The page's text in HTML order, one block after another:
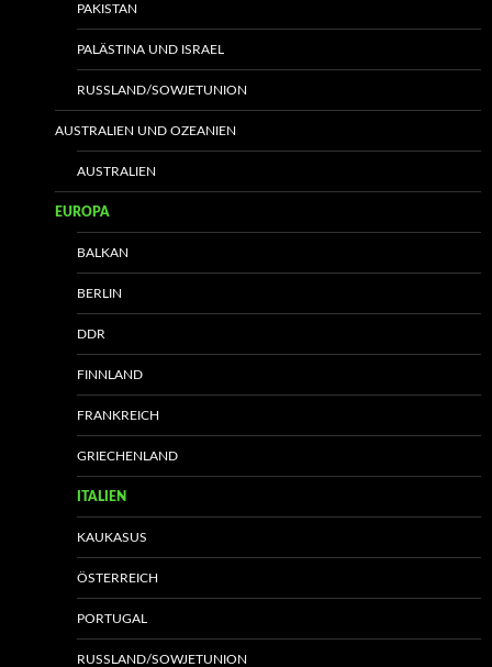
PAKISTAN
PALÄSTINA UND ISRAEL
RUSSLAND/SOWJETUNION
AUSTRALIEN UND OZEANIEN
AUSTRALIEN
EUROPA
BALKAN
BERLIN
DDR
FINNLAND
FRANKREICH
GRIECHENLAND
ITALIEN
KAUKASUS
ÖSTERREICH
PORTUGAL
RUSSLAND/SOWJETUNION